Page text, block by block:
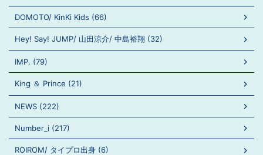
DOMOTO/ KinKi Kids (66)
Hey! Say! JUMP/ 山田涼介/ 中島裕翔 (32)
IMP. (79)
King ＆ Prince (21)
NEWS (222)
Number_i (217)
ROIROM/ タイプロ出身 (6)